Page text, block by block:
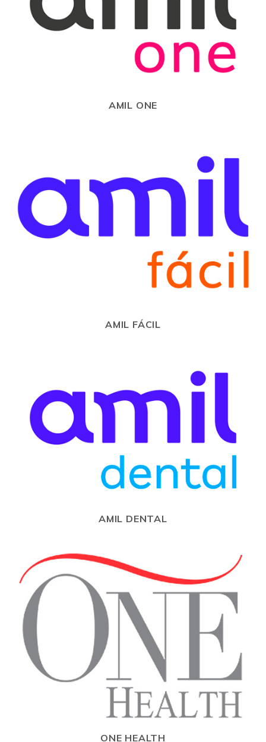
AMIL ONE
AMIL FÁCIL
AMIL DENTAL
ONE HEALTH